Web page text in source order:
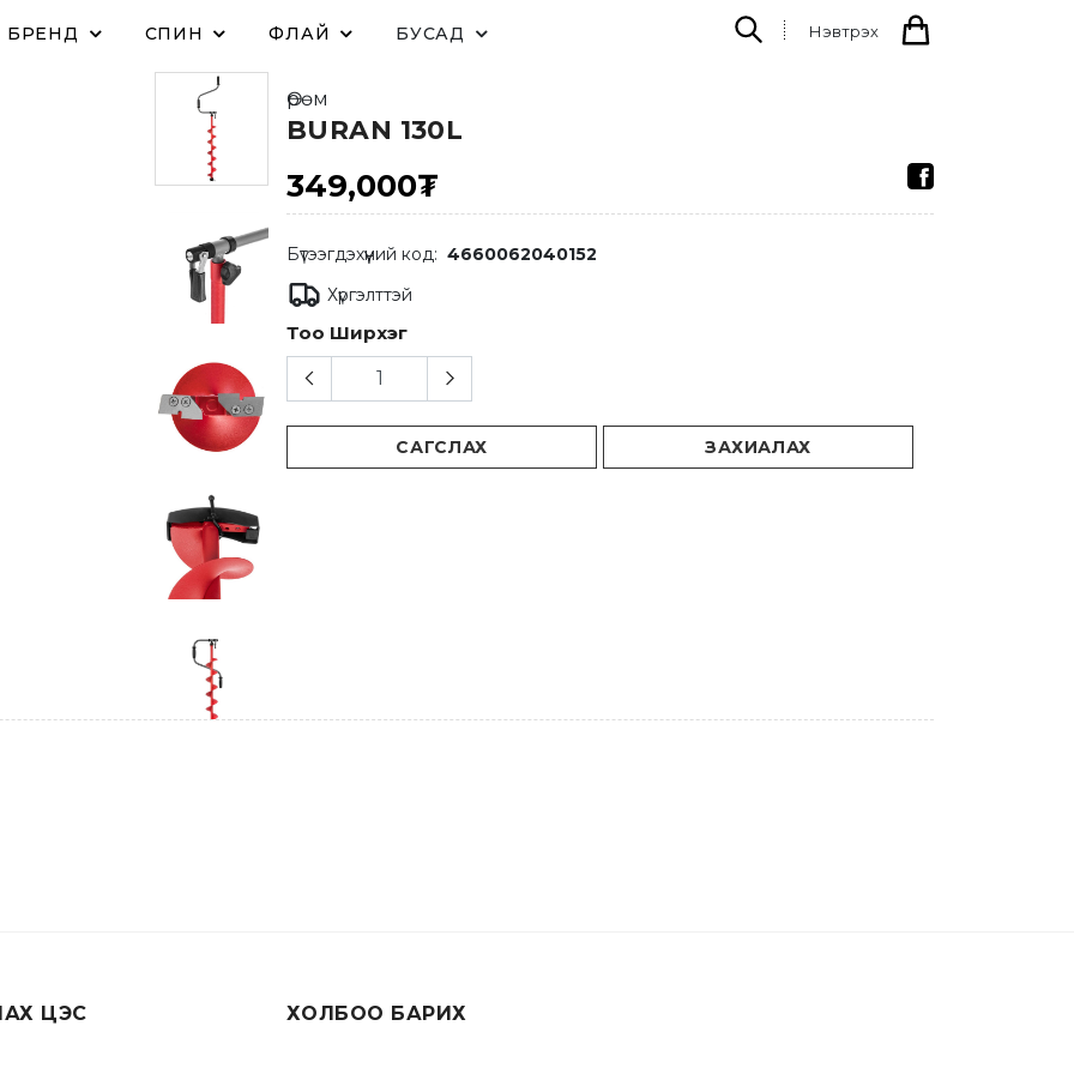
БРЕНД СПИН ФЛАЙ БУСАД Нэвтрэх
Өрөм
BURAN 130L
349,000₮
Бүтээгдэхүүний код: 4660062040152
Хүргэлттэй
Тоо Ширхэг
САГСЛАХ ЗАХИАЛАХ
ЦЭС ХОЛБОО БАРИХ